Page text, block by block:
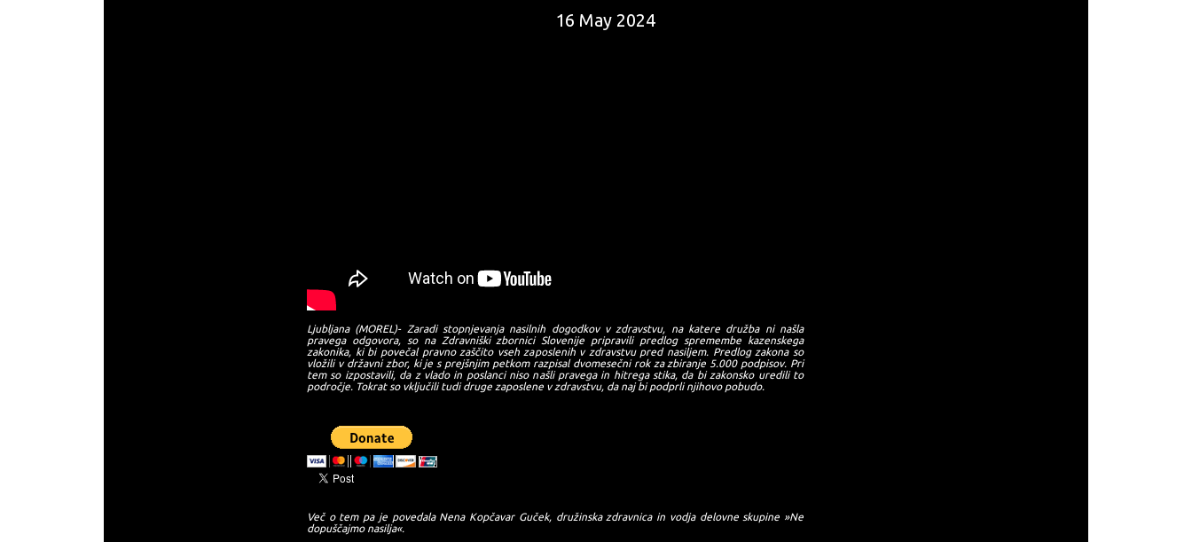
16 May 2024
Ljubljana (MOREL)- Zaradi stopnjevanja nasilnih dogodkov v zdravstvu, na katere družba ni našla
pravega odgovora, so na Zdravniški zbornici Slovenije pripravili predlog spremembe kazenskega
zakonika, ki bi povečal pravno zaščito vseh zaposlenih v zdravstvu pred nasiljem. Predlog zakona so
vložili v državni zbor, ki je s prejšnjim petkom razpisal dvomesečni rok za zbiranje 5.000 podpisov. Pri
tem so izpostavili, da z vlado in poslanci niso našli pravega in hitrega stika, da bi zakonsko uredili to
področje. Tokrat so vključili tudi druge zaposlene v zdravstvu, da naj bi podprli njihovo pobudo.
Več o tem pa je povedala Nena Kopčavar Guček, družinska zdravnica in vodja delovne skupine »Ne
dopuščajmo nasilja«.